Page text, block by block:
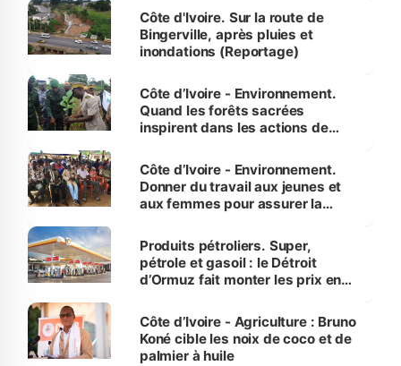
(Alassane Ouattara
Côte d'Ivoire. Sur la route de
Bingerville, après pluies et
inondations (Reportage)
Côte d’Ivoire - Environnement.
Quand les forêts sacrées
inspirent dans les actions de
Côte d’Ivoire - Environnement.
Donner du travail aux jeunes et
aux femmes pour assurer la
menacées
Produits pétroliers. Super,
pétrole et gasoil : le Détroit
d’Ormuz fait monter les prix en
Côte d’Ivoire - Agriculture : Bruno
Koné cible les noix de coco et de
palmier à huile